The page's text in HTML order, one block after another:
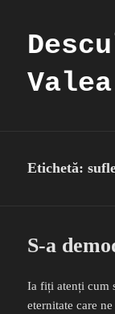
Etichetă:
S-a
Ia fiți atenți cum
eternitate care